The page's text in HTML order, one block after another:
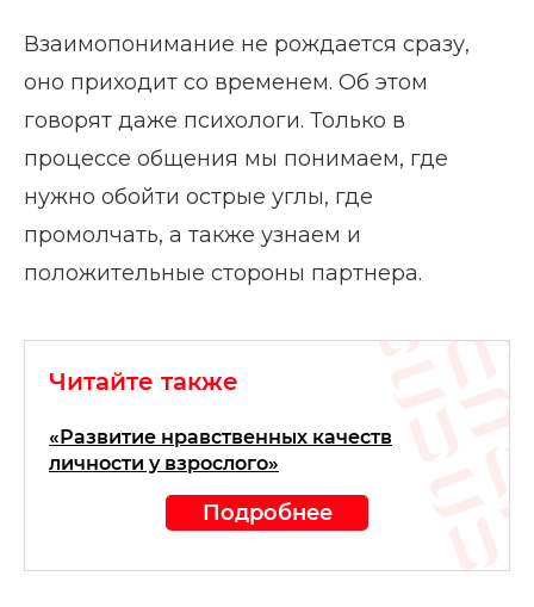
Взаимопонимание не рождается сразу,
оно приходит со временем. Об этом
говорят даже психологи. Только в
процессе общения мы понимаем, где
нужно обойти острые углы, где
промолчать, а также узнаем и
положительные стороны партнера.
Читайте также
«Развитие нравственных качеств
личности у взрослого»
Подробнее